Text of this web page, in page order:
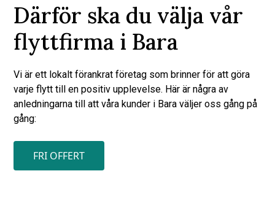
Därför ska du välja vår
flyttfirma i Bara
Vi är ett lokalt förankrat företag som brinner för att göra
varje flytt till en positiv upplevelse. Här är några av
anledningarna till att våra kunder i Bara väljer oss gång på
gång:
FRI OFFERT